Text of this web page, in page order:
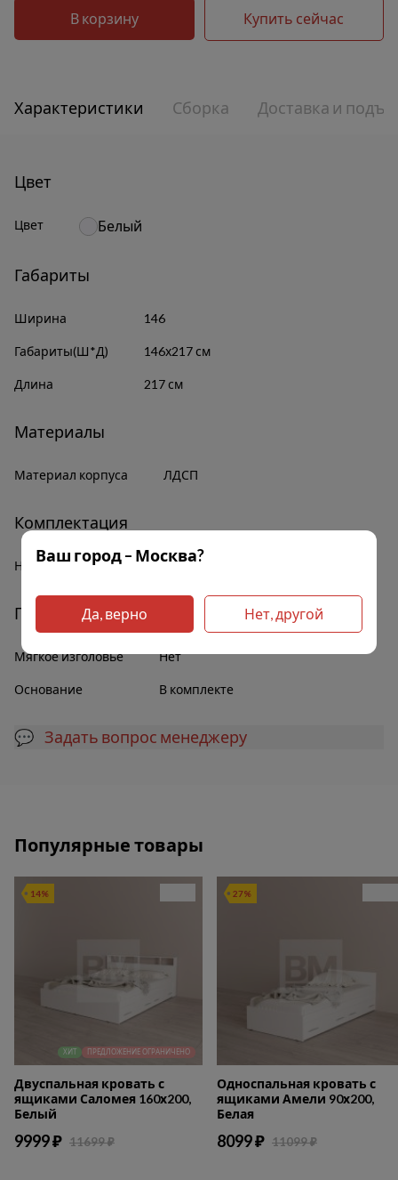
В корзину Купить сейчас
Характеристики Сборка Доставка и
Цвет
Цвет Белый
Габариты
Ширина 146
Габариты(Ш*Д) 146х217 см
Длина 217 см
Материалы
Материал корпуса ЛДСП
Комплектация
Наличие полок Да
Прочее
Мягкое изголовье Нет
Основание В комплекте
💬 Задать вопрос менеджеру
Популярные товары
14%
ХИТ ПРЕДЛОЖЕНИЕ ОГРАНИЧЕНО
Двуспальная кровать с
ящиками Саломея 160х200,
Белый
9999 ₽ 11699 ₽
27%
Односпальная кровать с
ящиками Амели 90х200,
Белая
8099 ₽ 11099 ₽
Ваш город – Москва?
Да, верно Нет, другой